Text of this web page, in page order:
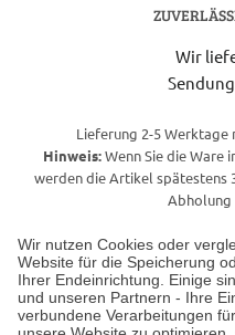
Wir nutzen Cookies oder
Website für die Speicherung
Ihrer Endeinrichtung. Einige
und unseren Partnern - Ihre
verbundene Verarbeitungen
Wir
Lieferung 2-5 Werktage
Hinweis:Wenn Sie die Ware
werden die Artikel spätestens
Unser
Auf dem